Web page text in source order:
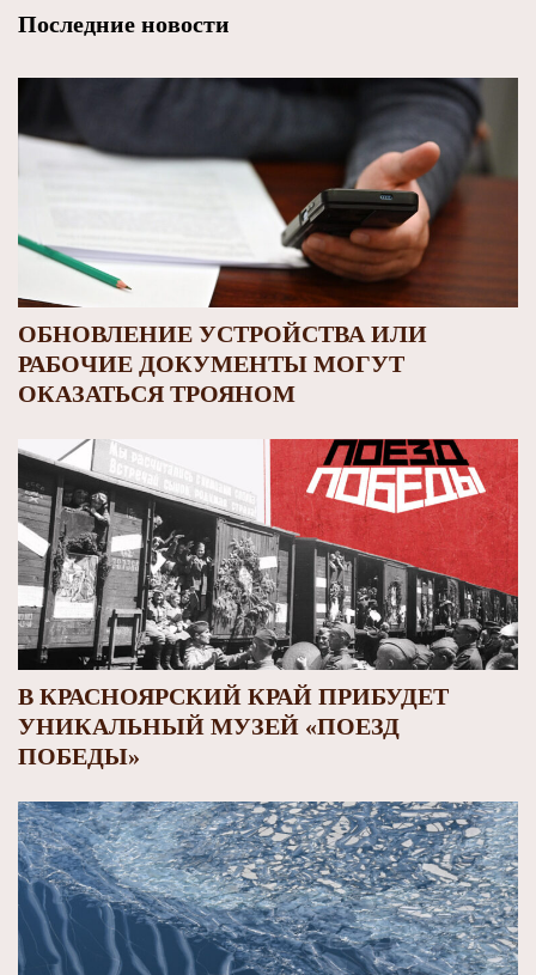
Последние новости
ОБНОВЛЕНИЕ УСТРОЙСТВА ИЛИ
РАБОЧИЕ ДОКУМЕНТЫ МОГУТ
ОКАЗАТЬСЯ ТРОЯНОМ
В КРАСНОЯРСКИЙ КРАЙ ПРИБУДЕТ
УНИКАЛЬНЫЙ МУЗЕЙ «ПОЕЗД
ПОБЕДЫ»